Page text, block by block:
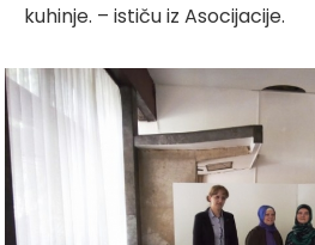
kuhinje. – ističu iz Asocijacije.